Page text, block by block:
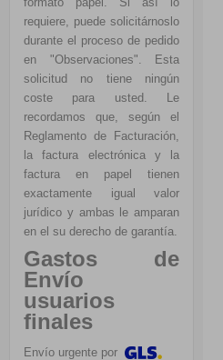
requiere, puede solicitárnoslo
durante el proceso de pedido
en "Observaciones". Esta
solicitud no tiene ningún
coste para usted. Le
recordamos que, según el
Reglamento de Facturación,
la factura electrónica y la
factura en papel tienen
exactamente igual valor
jurídico y ambas le amparan
en el su derecho de garantía.
Gastos de
Envío
usuarios
finales
Envío urgente por